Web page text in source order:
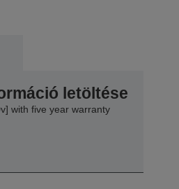
letöltése
with five year warranty